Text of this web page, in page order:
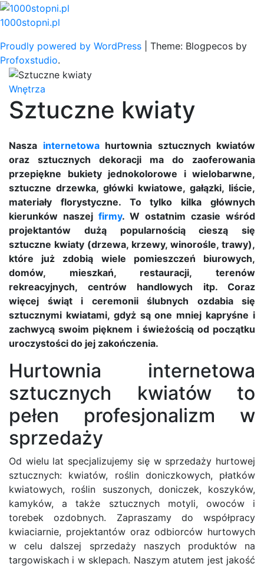
Skip
to
1000stopni.pl
Proudly powered by WordPress
Theme: Blogpecos by
Profoxstudio.
Wnętrza
Sztuczne kwiaty
Nasza internetowahurtownia sztucznych kwiatów
oraz sztucznych dekoracji ma do zaoferowania
przepiękne bukiety jednokolorowe i wielobarwne,
sztuczne drzewka, główki kwiatowe, gałązki, liście,
materiały florystyczne. To tylko kilka głównych
kierunków naszej firmy. W ostatnim czasie wśród
projektantów dużą popularnością cieszą się
sztuczne kwiaty (drzewa, krzewy, winorośle, trawy),
które już zdobią wiele pomieszczeń biurowych,
domów, mieszkań, restauracji, terenów
rekreacyjnych, centrów handlowych itp. Coraz
więcej świąt i ceremonii ślubnych ozdabia się
sztucznymi kwiatami, gdyż są one mniej kapryśne i
zachwycą swoim pięknem i świeżością od początku
uroczystości do jej zakończenia.
Hurtownia internetowa
sztucznych kwiatów to
pełen profesjonalizm w
sprzedaży
Od wielu lat specjalizujemy się w sprzedaży hurtowej
sztucznych: kwiatów, roślin doniczkowych, płatków
kwiatowych, roślin suszonych, doniczek, koszyków,
kamyków, a także sztucznych motyli, owoców i
torebek ozdobnych. Zapraszamy do współpracy
kwiaciarnie, projektantów oraz odbiorców hurtowych
w celu dalszej sprzedaży naszych produktów na
targowiskach i w sklepach. Naszym atutem jest jakość